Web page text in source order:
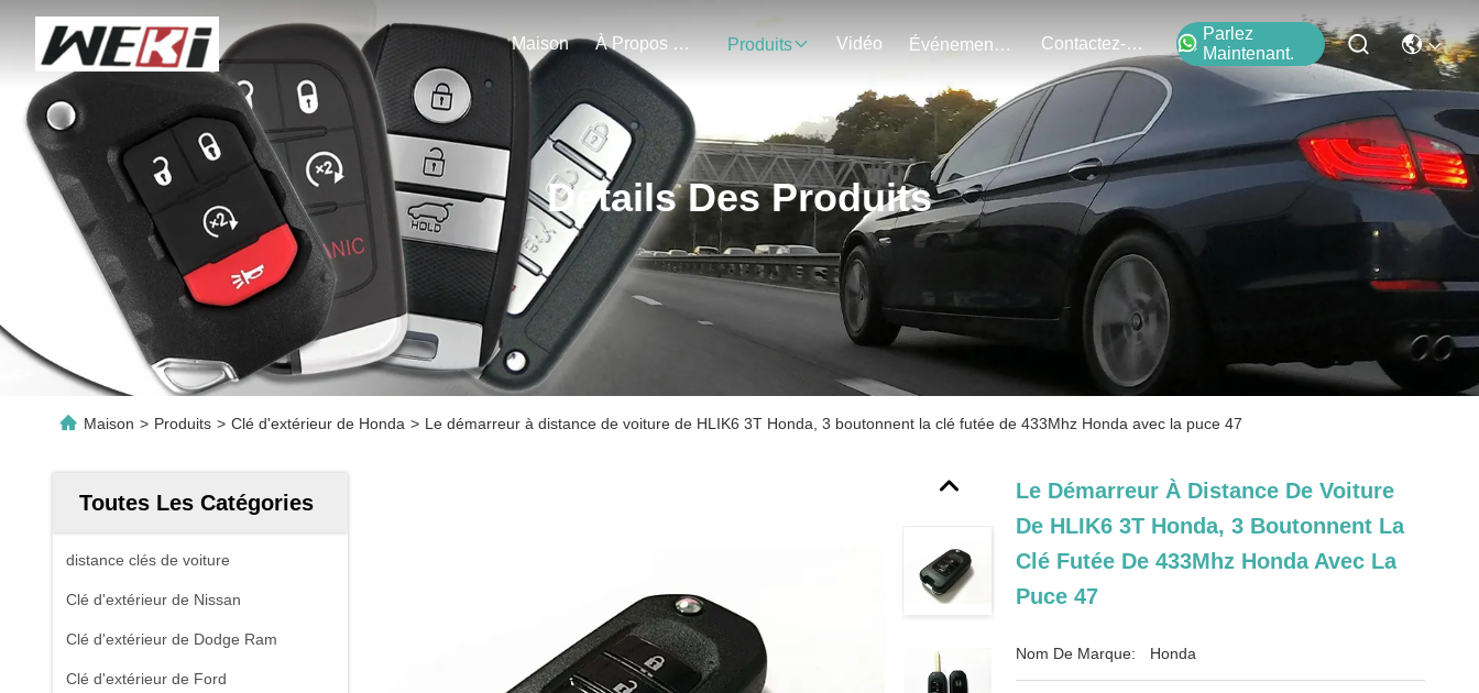
Maison À Propos De Nous Produits Vidéo Événements Contactez-Nous
Parlez
Maintenant.
Détails Des Produits
Maison > Produits > Clé d'extérieur de Honda > Le démarreur à distance de voiture de HLIK6 3T Honda, 3 boutonnent la clé futée de 433Mhz Honda avec la puce 47
Toutes Les Catégories
distance clés de voiture
Clé d'extérieur de Nissan
Clé d'extérieur de Dodge Ram
Clé d'extérieur de Ford
Le Démarreur À Distance De Voiture
De HLIK6 3T Honda, 3 Boutonnent La
Clé Futée De 433Mhz Honda Avec La
Puce 47
Nom De Marque: Honda